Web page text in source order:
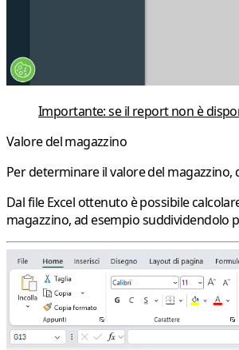
Importante: se il report non è
Valore del magazzino
Per determinare il valore del
Dal file Excel ottenuto è possibile
magazzino, ad esempio suddividendolo